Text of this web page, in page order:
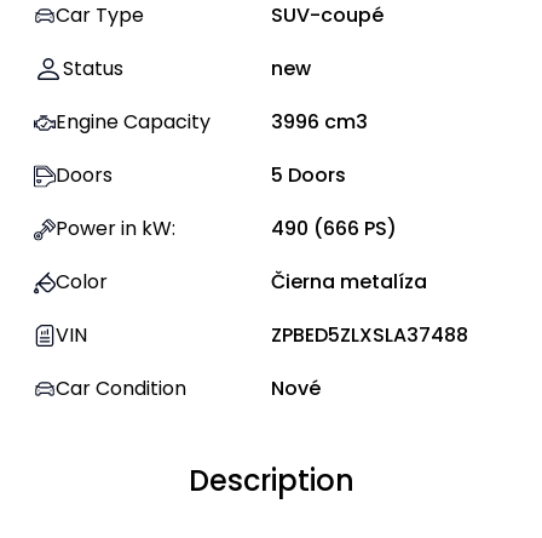
Car Type
SUV-coupé
Status
new
Engine Capacity
3996 cm3
Doors
5 Doors
Power in kW: 490 (666 PS)
Color
Čierna metalíza
VIN
ZPBED5ZLXSLA37488
Car Condition
Nové
Description